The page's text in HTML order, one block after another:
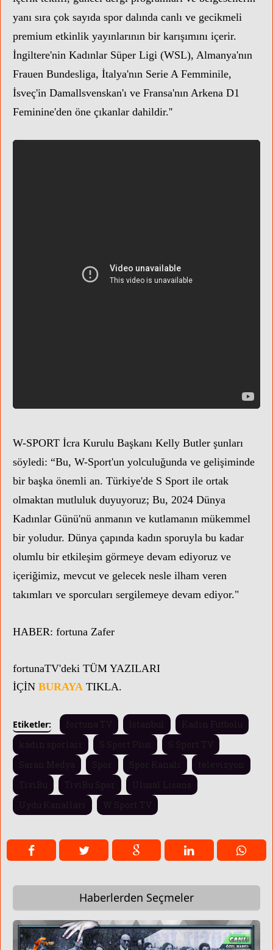
yanı sıra çok sayıda spor dalında canlı ve gecikmeli
premium etkinlik yayınlarının bir karışımını içerir.
İngiltere'nin Kadınlar Süper Ligi (WSL), Almanya'nın
Frauen Bundesliga, İtalya'nın Serie A Femminile,
İsveç'in Damallsvenskan'ı ve Fransa'nın Arkena D1
Feminine'den öne çıkanlar dahildir.''
W-SPORT İcra Kurulu Başkanı Kelly Butler şunları
söyledi: “Bu, W-Sport'un yolculuğunda ve gelişiminde
bir başka önemli an. Türkiye'de S Sport ile ortak
olmaktan mutluluk duyuyoruz; Bu, 2024 Dünya
Kadınlar Günü'nü anmanın ve kutlamanın mükemmel
bir yoludur. Dünya çapında kadın sporuyla bu kadar
olumlu bir etkileşim görmeye devam ediyoruz ve
içeriğimiz, mevcut ve gelecek nesle ilham veren
takımları ve sporcuları sergilemeye devam ediyor."
HABER: fortuna Zafer
fortunaTV'deki TÜM YAZILARI
İÇİN BURAYA TIKLA.
Etiketler: fortuna TV İstanbul
Kadın Futbolu
kadın sporları
S Sport Plus
S Sport TV
Saran Medya
Spor Spor Kanalı
televizyon
TiviBu
TiviBu Spor
Ulusal Lisans
Uydu Kanalları
W Sport TV
Haberlerden Seçmeler